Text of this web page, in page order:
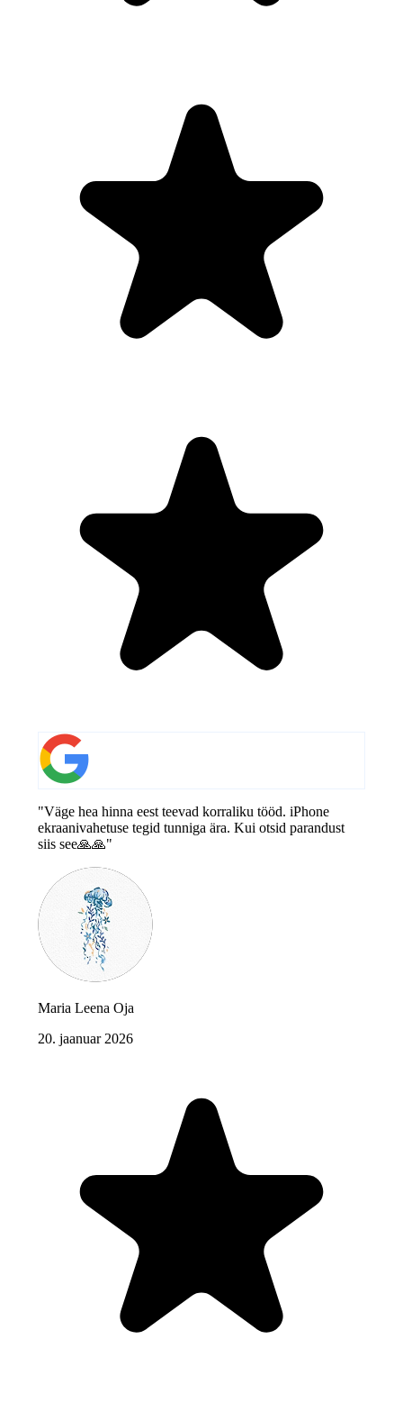
"Väge hea hinna eest teevad korraliku tööd. iPhone
ekraanivahetuse tegid tunniga ära. Kui otsid parandust
siis see🙏🙏"
Maria Leena Oja
20. jaanuar 2026